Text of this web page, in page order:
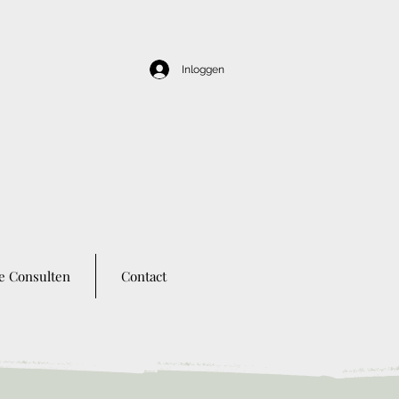
Inloggen
Consulten Contact